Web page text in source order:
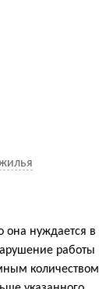
она нуждается в
работы
количеством